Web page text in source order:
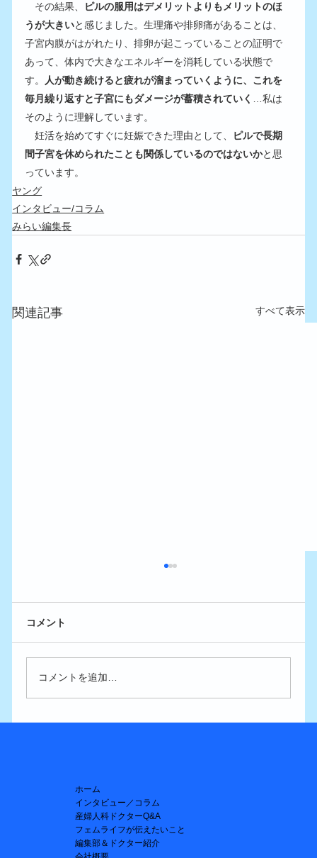
その結果、
ピルの服用はデメリットよりもメリットのほ
うが大きいと感じました。生理痛や排卵痛があることは、
子宮内膜がはがれたり、排卵が起こっていることの証明で
あって、体内で大きなエネルギーを消耗している状態で
す。
人が動き続けると疲れが溜まっていくように、これを
毎月繰り返すと子宮にもダメージが蓄積されていく …私は
そのように理解しています。
妊活を始めてすぐに妊娠できた理由として、
ピルで長期
間子宮を休められたことも関係しているのではないかと思
っています。
ヤング
インタビュー/コラム
みらい編集長
関連記事 すべて表示
コメント
コメントを追加…
ホーム
インタビュー／コラム
産婦人科ドクターQ&A
フェムライフが伝えたいこと
編集部＆ドクター紹介